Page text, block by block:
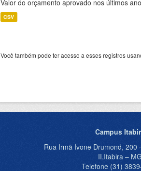
Valor do orçamento aprovado nos últimos
CSV
Você também pode ter acesso a esses registros
Campus
Rua Irmã Ivone Drumond, 200
II,Itabira – MG
Telefone (31)